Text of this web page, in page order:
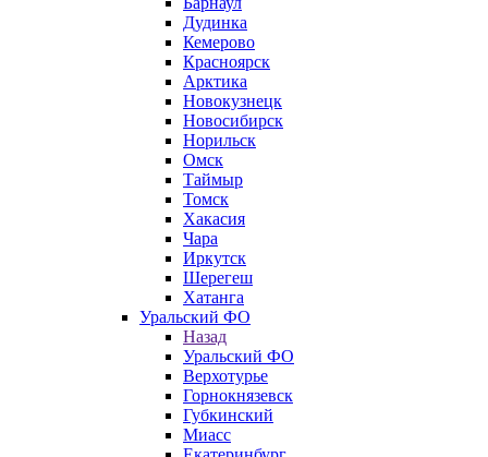
Дудинка
Кемерово
Красноярск
Арктика
Новокузнецк
Новосибирск
Норильск
Омск
Таймыр
Томск
Хакасия
Чара
Иркутск
Шерегеш
Хатанга
Уральский ФО
Назад
Уральский ФО
Верхотурье
Горнокнязевск
Губкинский
Миасс